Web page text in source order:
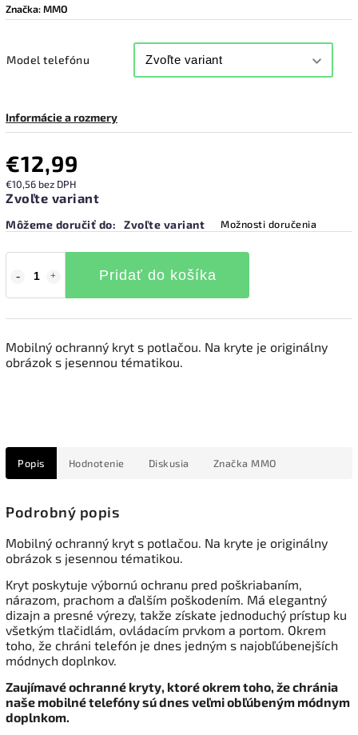
Značka:MMO
Model telefónu
Informácie a rozmery
€12,99
€10,56 bez DPH
Zvoľte variant
Môžeme doručiť do: Zvoľte variant Možnosti doručenia
Pridať do košíka
Mobilný ochranný kryt s potlačou. Na kryte je originálny
obrázok s jesennou tématikou.
Popis Hodnotenie Diskusia Značka MMO
Podrobný popis
Mobilný ochranný kryt s potlačou. Na kryte je originálny
obrázok s jesennou tématikou.
Kryt poskytuje výbornú ochranu pred poškriabaním,
nárazom, prachom a ďalším poškodením. Má elegantný
dizajn a presné výrezy, takže získate jednoduchý prístup ku
všetkým tlačidlám, ovládacím prvkom a portom. Okrem
toho, že chráni telefón je dnes jedným s najobľúbenejších
módnych doplnkov.
Zaujímavé ochranné kryty, ktoré okrem toho, že chránia
naše mobilné telefóny sú dnes veľmi obľúbeným módnym
doplnkom.